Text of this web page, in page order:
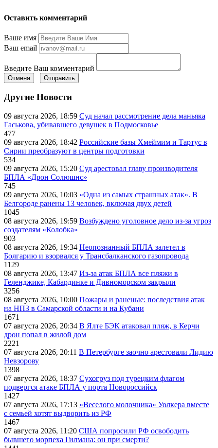
Оставить комментарий
Ваше имя
Ваш email
Введите Ваш комментарий
Отмена Отправить
Другие Новости
09 августа 2026, 18:59 Суд начал рассмотрение дела маньяка
Гаськова, убивавшего девушек в Подмосковье
477
09 августа 2026, 18:42 Российские базы Хмеймим и Тартус в
Сирии преобразуют в центры подготовки
534
09 августа 2026, 15:20 Суд арестовал главу производителя
БПЛА «Дрон Солюшнс»
745
09 августа 2026, 10:03 «Одна из самых страшных атак». В
Белгороде ранены 13 человек, включая двух детей
1045
08 августа 2026, 19:59 Возбуждено уголовное дело из-за угроз
создателям «Колобка»
903
08 августа 2026, 19:34 Неопознанный БПЛА залетел в
Болгарию и взорвался у Трансбалканского газопровода
1129
08 августа 2026, 13:47 Из-за атак БПЛА все пляжи в
Геленджике, Кабардинке и Дивноморском закрыли
3256
08 августа 2026, 10:00 Пожары и раненые: последствия атак
на НПЗ в Самарской области и на Кубани
1671
07 августа 2026, 20:34 В Ялте БЭК атаковал пляж, в Керчи
дрон попал в жилой дом
2221
07 августа 2026, 20:11 В Петербурге заочно арестовали Лидию
Невзорову
1398
07 августа 2026, 18:37 Сухогруз под турецким флагом
подвергся атаке БПЛА у порта Новороссийск
1427
07 августа 2026, 17:13 «Веселого молочника» Уолкера вместе
с семьей хотят выдворить из РФ
1467
07 августа 2026, 11:20 США попросили РФ освободить
бывшего морпеха Гилмана: он при смерти?